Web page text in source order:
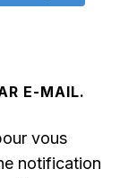
E-MAIL.
vous
notification